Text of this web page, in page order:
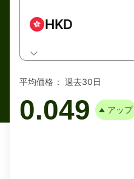
HKD
平均価格： 過去30日
0.049 アップ